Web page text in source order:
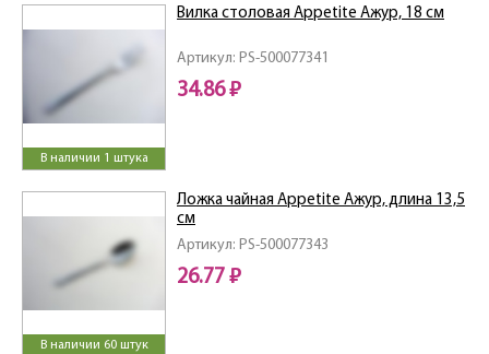
В наличии 1 штука
Артикул: PS-500077341
Вилка столовая Appetite Ажур, 18 см
34.86 ₽
В наличии 60 штук
Артикул: PS-500077343
Ложка чайная Appetite Ажур, длина 13,5
см
26.77 ₽